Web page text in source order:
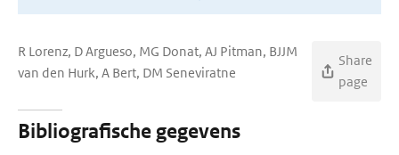
R Lorenz, D Argueso, MG Donat, AJ Pitman, BJJM
van den Hurk, A Bert, DM Seneviratne
Share
page
Bibliografische gegevens